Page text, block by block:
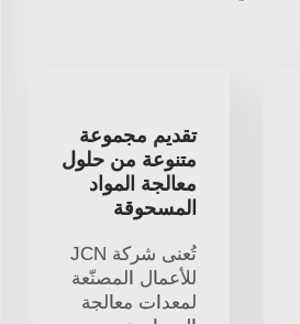
تقديم مجموعة
متنوعة من حلول
معالجة المواد
المسحوقة
تُعنى شركة JCN
للأعمال المصنّعة
لمعدات معالجة